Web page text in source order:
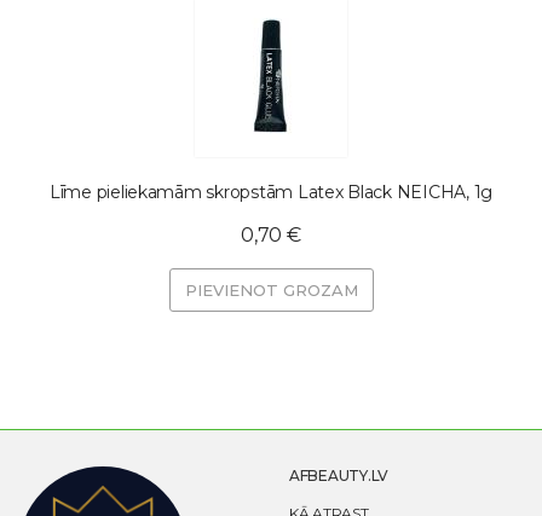
Līme pieliekamām skropstām Latex Black NEICHA, 1g
0,70 €
PIEVIENOT GROZAM
AFBEAUTY.LV